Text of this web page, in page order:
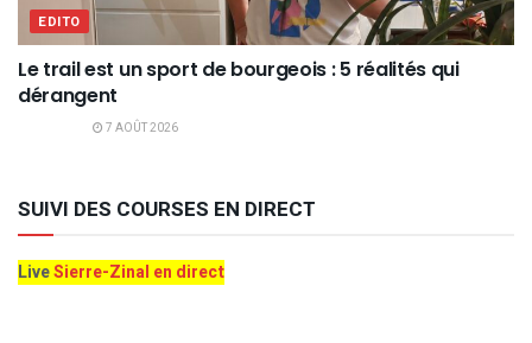
EDITO
Le trail est un sport de bourgeois : 5 réalités qui
dérangent
7 AOÛT 2026
SUIVI DES COURSES EN DIRECT
LiveSierre-Zinal en direct